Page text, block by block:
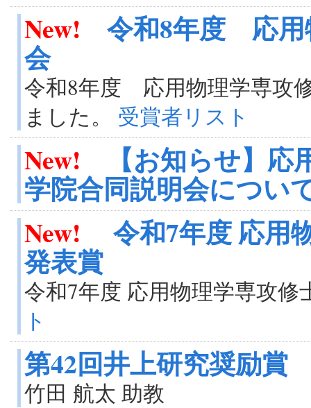
New! 令和8年度 応用
会
令和8年度 応用物理学専攻
ました。 受賞者リスト
New! 【お知らせ】
学院合同説明会につい
New!
令和7年度 応用
発表賞
令和7年度 応用物理学専攻
ト
第42回井上研究奨励
竹田 航太 助教